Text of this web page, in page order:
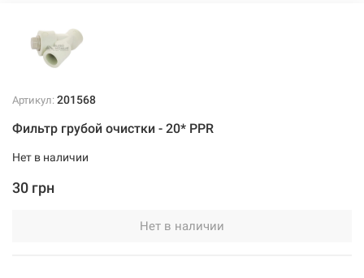
Артикул: 201568
Фильтр грубой очистки - 20* PPR
Нет в наличии
30 грн
Нет в наличии